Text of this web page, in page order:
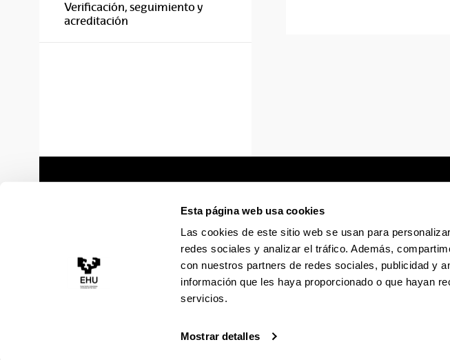
Esta página web usa cookies
Las cookies de este sitio web se usan para
redes sociales y analizar el tráfico. Además,
con nuestros partners de redes sociales, publicidad y
información que les haya proporcionado o que hayan
servicios.
Mostrar detalles
Verificación, seguimiento y
acreditación
Sede